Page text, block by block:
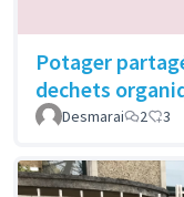
Potager
dechets
Desmarai 2 3